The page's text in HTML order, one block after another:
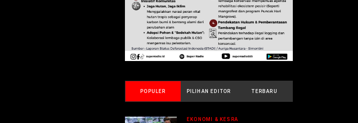
POPULER PILIHAN EDITOR TERBARU
EKONOMI & KESRA